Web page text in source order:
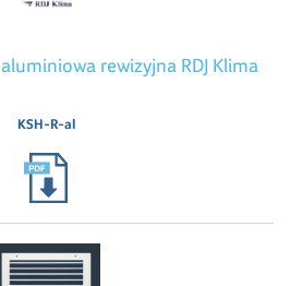
rewizyjna RDJ Klima
KSH-R-al